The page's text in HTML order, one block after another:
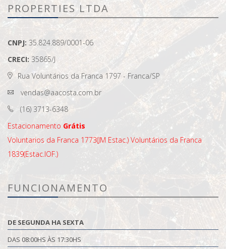
PROPERTIES LTDA
CNPJ: 35.824.889/0001-06
CRECI: 35865/J
Rua Voluntários da Franca 1797 - Franca/SP
vendas@aacosta.com.br
(16) 3713-6348
Estacionamento Grátis
Voluntarios da Franca 1773(JM Estac.) Voluntários da Franca
1839(Estac.IOF.)
FUNCIONAMENTO
DE SEGUNDA HA SEXTA
DAS 08:00HS ÀS 17:30HS